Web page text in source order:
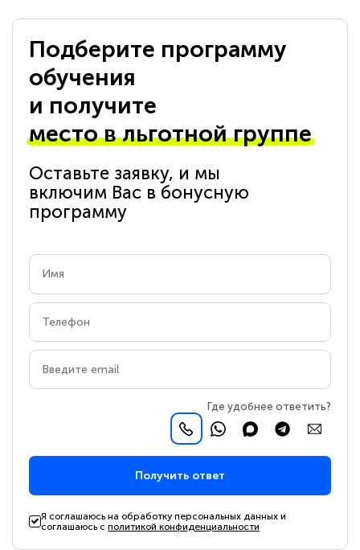
Подберите программу
обучения
и получите
место в льготной группе
Оставьте заявку, и мы
включим Вас в бонусную
программу
Где удобнее ответить?
Получить ответ
Я соглашаюсь на обработку персональных данных и
соглашаюсь сполитикой конфиденциальности